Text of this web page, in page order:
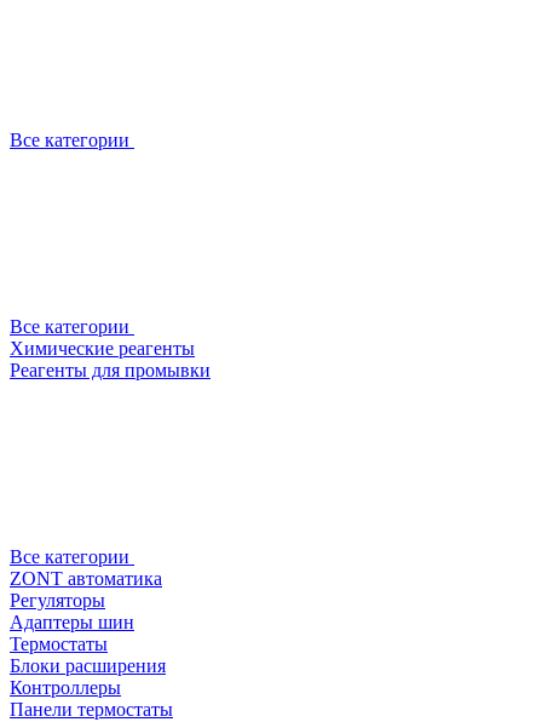
Все категории
Все категории
Химические реагенты
Реагенты для промывки
Все категории
ZONT автоматика
Регуляторы
Адаптеры шин
Термостаты
Блоки расширения
Контроллеры
Панели термостаты